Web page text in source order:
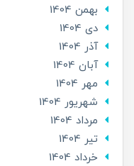
بهمن 1404
دی 1404
آذر 1404
آبان 1404
مهر 1404
شهریور 1404
مرداد 1404
تير 1404
خرداد 1404